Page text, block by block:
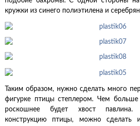
кружки из синего полиэтилена и
Таким образом, нужно сделать много
фигурке птицы степлером. Чем больше
роскошнее будет хвост
конструкцию птицы, можно сделать